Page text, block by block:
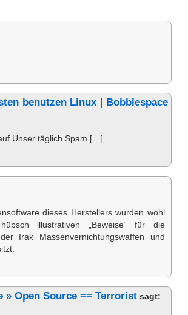
benutzen Linux | Bobblespace
Unser täglich Spam […]
dieses Herstellers wurden wohl
illustrativen „Beweise“ für die
Irak Massenvernichtungswaffen und
» Open Source == Terrorist sagt: